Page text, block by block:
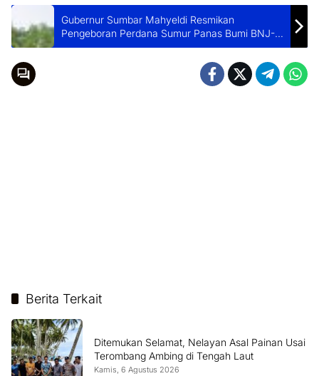
Gubernur Sumbar Mahyeldi Resmikan
Pengeboran Perdana Sumur Panas Bumi BNJ-1
PSPE Bonjol
Berita Terkait
Ditemukan Selamat, Nelayan Asal Painan Usai
Terombang Ambing di Tengah Laut
Kamis, 6 Agustus 2026